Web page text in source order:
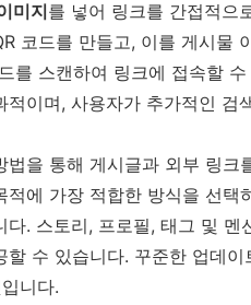
미지를 넣어 링크를 간접적으
코드를 만들고, 이를 게시물
를 스캔하여 링크에 접속할
이며, 사용자가 추가적인 검
을 통해 게시글과 외부 링크
에 가장 적합한 방식을 선택
. 스토리, 프로필, 태그 및 멘
수 있습니다. 꾸준한 업데
니다.